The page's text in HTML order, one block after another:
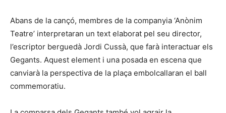
Abans de la cançó, membres de la companyia ‘Anònim
Teatre’ interpretaran un text elaborat pel seu director,
l’escriptor berguedà Jordi Cussà, que farà interactuar els
Gegants. Aquest element i una posada en escena que
canviarà la perspectiva de la plaça embolcallaran el ball
commemoratiu.